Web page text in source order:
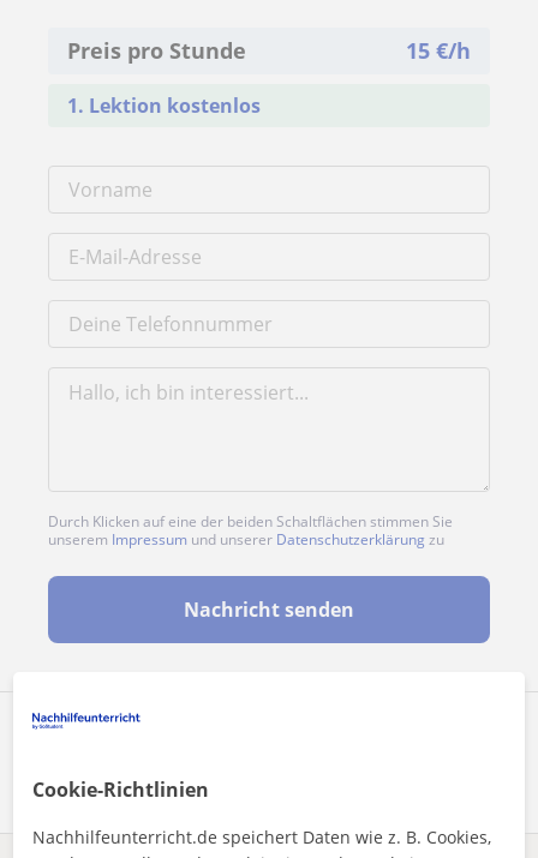
Profil teilen
Preis pro Stunde 15€/h
1. Lektion kostenlos
Durch Klicken auf eine der beiden Schaltflächen stimmen Sie
unserem Impressum und unserer Datenschutzerklärung zu
Nachricht senden
Cookie-Richtlinien
Nachhilfeunterricht.de speichert Daten wie z. B. Cookies,